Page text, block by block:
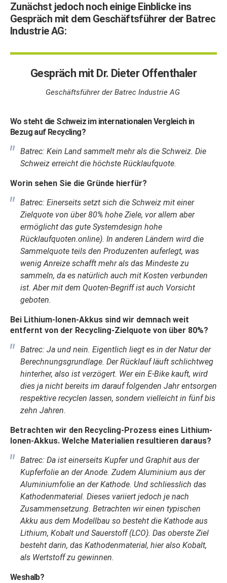
Zunächst jedoch noch einige Einblicke ins
Gespräch mit dem Geschäftsführer der Batrec
Industrie AG:
Gespräch mit Dr. Dieter Offenthaler
Geschäftsführer der Batrec Industrie AG
Wo steht die Schweiz im internationalen Vergleich in
Bezug auf Recycling?
Batrec: Kein Land sammelt mehr als die Schweiz. Die
Schweiz erreicht die höchste Rücklaufquote.
Worin sehen Sie die Gründe hierfür?
Batrec: Einerseits setzt sich die Schweiz mit einer
Zielquote von über 80% hohe Ziele, vor allem aber
ermöglicht das gute Systemdesign hohe
Rücklaufquoten.online). In anderen Ländern wird die
Sammelquote teils den Produzenten auferlegt, was
wenig Anreize schafft mehr als das Mindeste zu
sammeln, da es natürlich auch mit Kosten verbunden
ist. Aber mit dem Quoten-Begriff ist auch Vorsicht
geboten.
Bei Lithium-Ionen-Akkus sind wir demnach weit
entfernt von der Recycling-Zielquote von über 80%?
Batrec: Ja und nein. Eigentlich liegt es in der Natur der
Berechnungsgrundlage. Der Rücklauf läuft schlichtweg
hinterher, also ist verzögert. Wer ein E-Bike kauft, wird
dies ja nicht bereits im darauf folgenden Jahr entsorgen
respektive recyclen lassen, sondern vielleicht in fünf bis
zehn Jahren.
Betrachten wir den Recycling-Prozess eines Lithium-
Ionen-Akkus. Welche Materialien resultieren daraus?
Batrec: Da ist einerseits Kupfer und Graphit aus der
Kupferfolie an der Anode. Zudem Aluminium aus der
Aluminiumfolie an der Kathode. Und schliesslich das
Kathodenmaterial. Dieses variiert jedoch je nach
Zusammensetzung. Betrachten wir einen typischen
Akku aus dem Modellbau so besteht die Kathode aus
Lithium, Kobalt und Sauerstoff (LCO). Das oberste Ziel
besteht darin, das Kathodenmaterial, hier also Kobalt,
als Wertstoff zu gewinnen.
Weshalb?